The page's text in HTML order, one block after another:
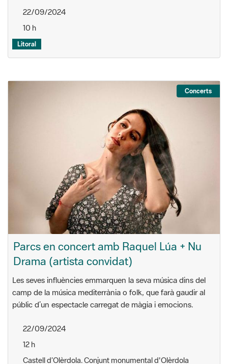
22/09/2024
10 h
Litoral
Concerts
Parcs en concert amb Raquel Lúa + Nu
Drama (artista convidat)
Les seves influències emmarquen la seva música dins del
camp de la música mediterrània o folk, que farà gaudir al
públic d’un espectacle carregat de màgia i emocions.
22/09/2024
12 h
Castell d’Olèrdola. Conjunt monumental d'Olèrdola